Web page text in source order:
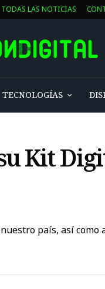
TODAS LAS NOTICIAS
TECNOLOGÍAS
Kit
país, así